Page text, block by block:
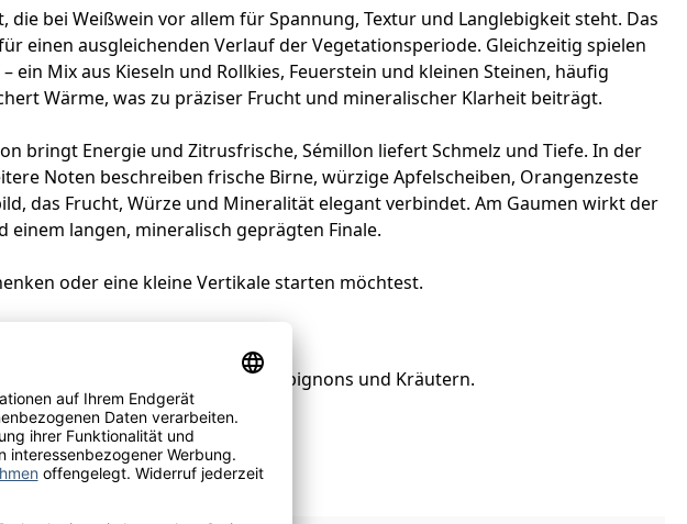
bei Weißwein vor allem für Spannung, Textur und Langlebigkeit steht. Das
einen ausgleichenden Verlauf der Vegetationsperiode. Gleichzeitig spielen
Mix aus Kieseln und Rollkies, Feuerstein und kleinen Steinen, häufig
Wärme, was zu präziser Frucht und mineralischer Klarheit beiträgt.
bringt Energie und Zitrusfrische, Sémillon liefert Schmelz und Tiefe. In der
Noten beschreiben frische Birne, würzige Apfelscheiben, Orangenzeste
das Frucht, Würze und Mineralität elegant verbindet. Am Gaumen wirkt der
einem langen, mineralisch geprägten Finale.
oder eine kleine Vertikale starten möchtest.
in Sahnesauce mit Champignons und Kräutern.